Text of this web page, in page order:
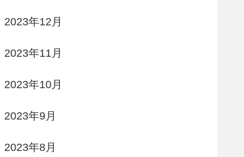
2023年12月
2023年11月
2023年10月
2023年9月
2023年8月